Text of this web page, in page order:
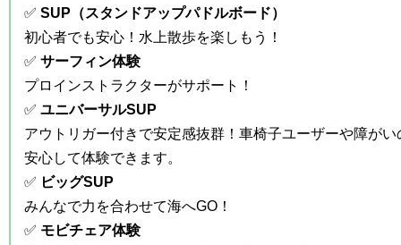
✅ SUP（スタンドアップパドルボード）
初心者でも安心！水上散歩を楽しもう！
✅ サーフィン体験
プロインストラクターがサポート！
✅ ユニバーサルSUP
アウトリガー付きで安定感抜群！車椅子ユーザーや障がい
安心して体験できます。
✅ ビッグSUP
みんなで力を合わせて海へGO！
✅ モビチェア体験